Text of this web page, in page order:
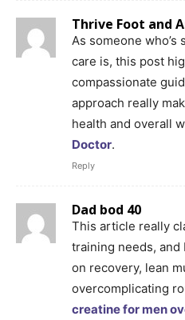
Thrive Foot and
As someone
care is, this post
compassionate
approach really
health and overall
Doctor.
Reply
Dad bod 40
This article really
training needs, and
on recovery, lean
overcomplicating
creatine for men